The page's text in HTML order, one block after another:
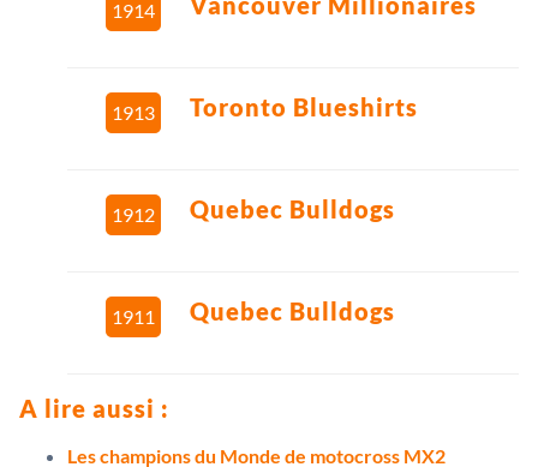
1914
1913 Toronto Blueshirts
1912 Quebec Bulldogs
1911 Quebec Bulldogs
A lire aussi :
Les champions du Monde de motocross MX2